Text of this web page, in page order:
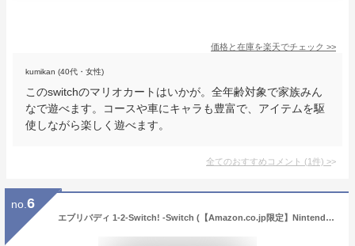
価格と在庫を楽天でチェック >>
kumikan (40代・女性)
このswitchのマリオカートはいかが。全年齢対象で家族みん
なで遊べます。コースや車にキャラも豊富で、アイテムを駆
使しながら楽しく遊べます。
全てのおすすめコメント (1件) >
no. 6
エブリバディ 1-2-Switch! -Switch (【Amazon.co.jp限定】Nintendo Switch ロゴデザイン マイクロファイバークロス 同梱)